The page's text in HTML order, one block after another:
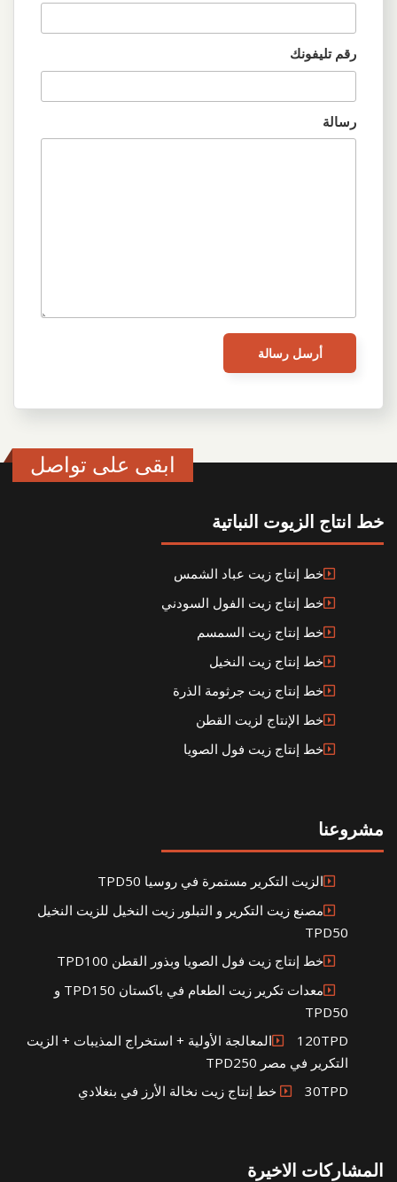
رقم تليفونك
رسالة
ابقى على تواصل
خط انتاج الزيوت النباتية
خط إنتاج زيت عباد الشمس
خط إنتاج زيت الفول السودني
خط إنتاج زيت السمسم
خط إنتاج زيت النخيل
خط إنتاج زيت جرثومة الذرة
خط الإنتاج لزيت القطن
خط إنتاج زيت فول الصويا
مشروعنا
الزيت التكرير مستمرة في روسيا TPD50
مصنع زيت التكرير و التبلور زيت النخيل للزيت النخيل
TPD50
خط إنتاج زيت فول الصويا وبذور القطن TPD100
معدات تكرير زيت الطعام في باكستان TPD150 و
TPD50
120TPDالمعالجة الأولية + استخراج المذيبات + الزيت
التكرير في مصر TPD250
30TPD خط إنتاج زيت نخالة الأرز في بنغلادي
المشاركات الاخيرة